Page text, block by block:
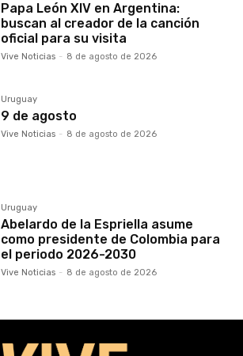
Papa León XIV en Argentina:
buscan al creador de la canción
oficial para su visita
Vive Noticias - 8 de agosto de 2026
Uruguay
9 de agosto
Vive Noticias - 8 de agosto de 2026
Uruguay
Abelardo de la Espriella asume
como presidente de Colombia para
el periodo 2026-2030
Vive Noticias - 8 de agosto de 2026